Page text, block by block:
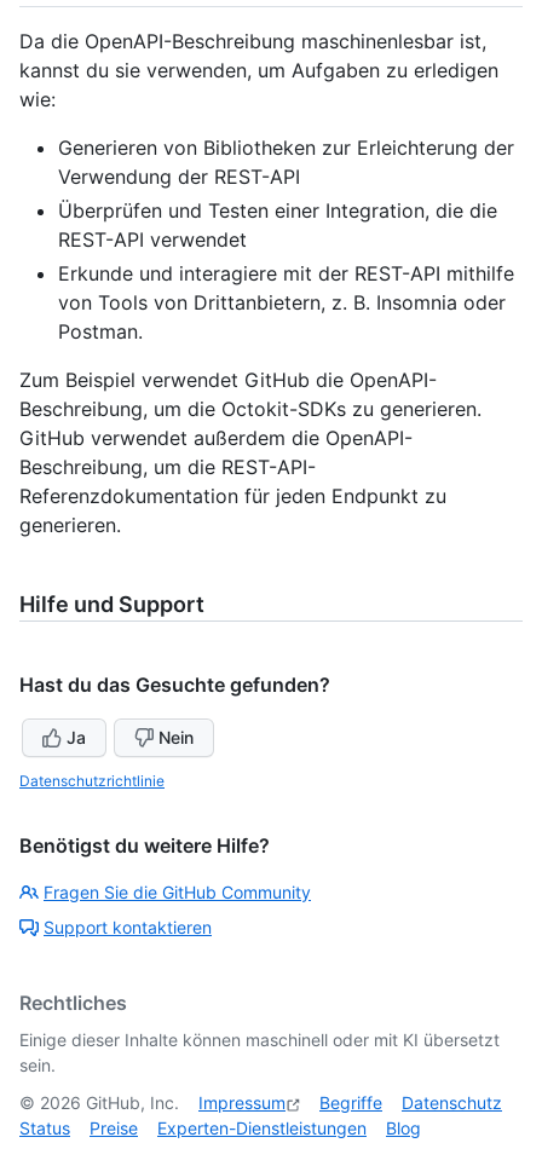
Da die OpenAPI-Beschreibung maschinenlesbar ist,
kannst du sie verwenden, um Aufgaben zu erledigen
wie:
Generieren von Bibliotheken zur Erleichterung der
Verwendung der REST-API
Überprüfen und Testen einer Integration, die die
REST-API verwendet
Erkunde und interagiere mit der REST-API mithilfe
von Tools von Drittanbietern, z. B. Insomnia oder
Postman.
Zum Beispiel verwendet GitHub die OpenAPI-
Beschreibung, um die Octokit-SDKs zu generieren.
GitHub verwendet außerdem die OpenAPI-
Beschreibung, um die REST-API-
Referenzdokumentation für jeden Endpunkt zu
generieren.
Hilfe und Support
Hast du das Gesuchte gefunden?
Ja Nein
Datenschutzrichtlinie
Benötigst du weitere Hilfe?
Fragen Sie die GitHub Community
Support kontaktieren
Rechtliches
Einige dieser Inhalte können maschinell oder mit KI übersetzt
sein.
© 2026 GitHub, Inc. Impressum Begriffe
Datenschutz
Status
Preise Experten-Dienstleistungen Blog